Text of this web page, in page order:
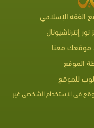
الفقه الإسلامي
نور إنترناشيونال
موقعك معنا
الموقع
للموقع
فى الإستخدام الشخصى غير